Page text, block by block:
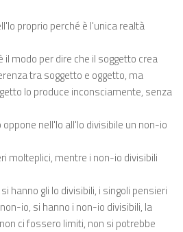
proprio perché è l'unica realtà
il modo per dire che il soggetto crea
tra soggetto e oggetto, ma
lo produce inconsciamente, senza
nell'Io all'Io divisibile un non-io
molteplici, mentre i non-io divisibili
hanno gli Io divisibili, i singoli pensieri
io, si hanno i non-io divisibili, la
ci fossero limiti, non si potrebbe